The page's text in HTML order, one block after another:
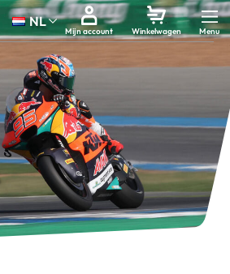
NL
Mijn account Winkelwagen